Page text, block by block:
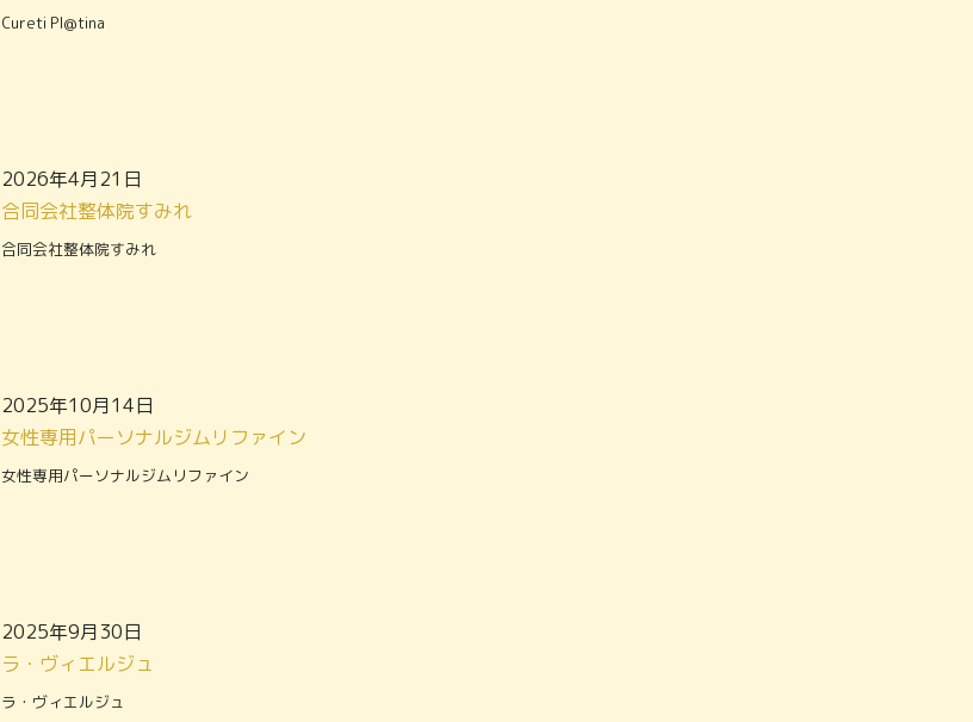
Cureti Pl@tina
2026年4月21日
合同会社整体院すみれ
合同会社整体院すみれ
2025年10月14日
女性専用パーソナルジムリファイン
女性専用パーソナルジムリファイン
2025年9月30日
ラ・ヴィエルジュ
ラ・ヴィエルジュ